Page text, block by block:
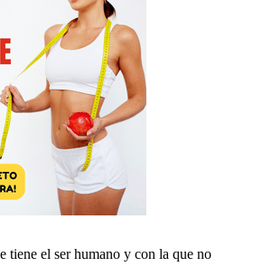
tiene el ser humano y con la que no